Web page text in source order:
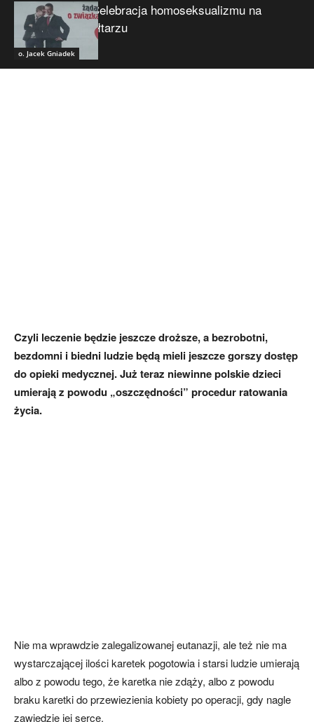
o. Jacek Gniadek
Celebracja homoseksualizmu na
ołtarzu
Czyli leczenie będzie jeszcze droższe, a bezrobotni,
bezdomni i biedni ludzie będą mieli jeszcze gorszy dostęp
do opieki medycznej. Już teraz niewinne polskie dzieci
umierają z powodu „oszczędności” procedur ratowania
życia.
Nie ma wprawdzie zalegalizowanej eutanazji, ale też nie ma
wystarczającej ilości karetek pogotowia i starsi ludzie umierają
albo z powodu tego, że karetka nie zdąży, albo z powodu
braku karetki do przewiezienia kobiety po operacji, gdy nagle
zawiedzie jej serce.